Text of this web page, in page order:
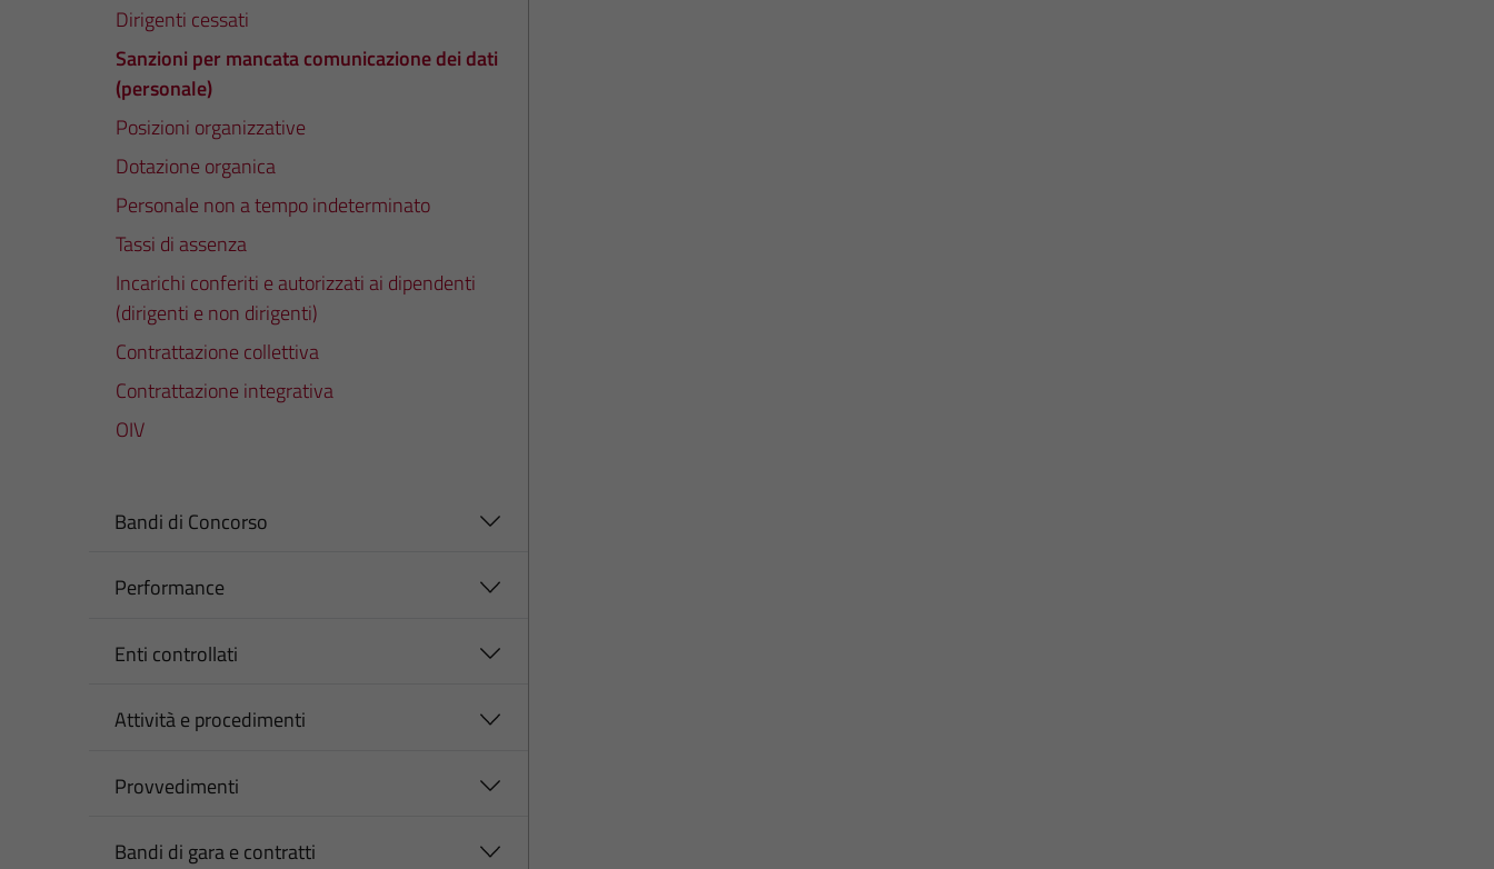
Dirigenti cessati
Sanzioni per mancata comunicazione dei dati
(personale)
Posizioni organizzative
Dotazione organica
Personale non a tempo indeterminato
Tassi di assenza
Incarichi conferiti e autorizzati ai dipendenti
(dirigenti e non dirigenti)
Contrattazione collettiva
Contrattazione integrativa
OIV
Bandi di Concorso
Performance
Enti controllati
Attività e procedimenti
Provvedimenti
Bandi di gara e contratti